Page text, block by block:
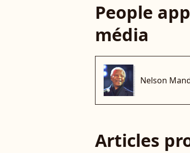
People
média
Nelson
Articles